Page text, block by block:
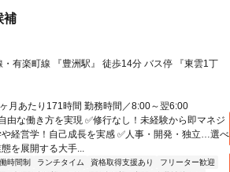
補
有楽町線 『豊洲駅』 徒歩14分 バス停 『東雲1丁
月あたり171時間 勤務時間／8:00～翌6:00
由な働き方を実現 ✅修行なし！未経験から即マネジ
や経営学！自己成長を実感 ✅人事・開発・独立…選べ
を展開する大手...
時間制 ランチタイム 資格取得支援あり
フリーター歓迎